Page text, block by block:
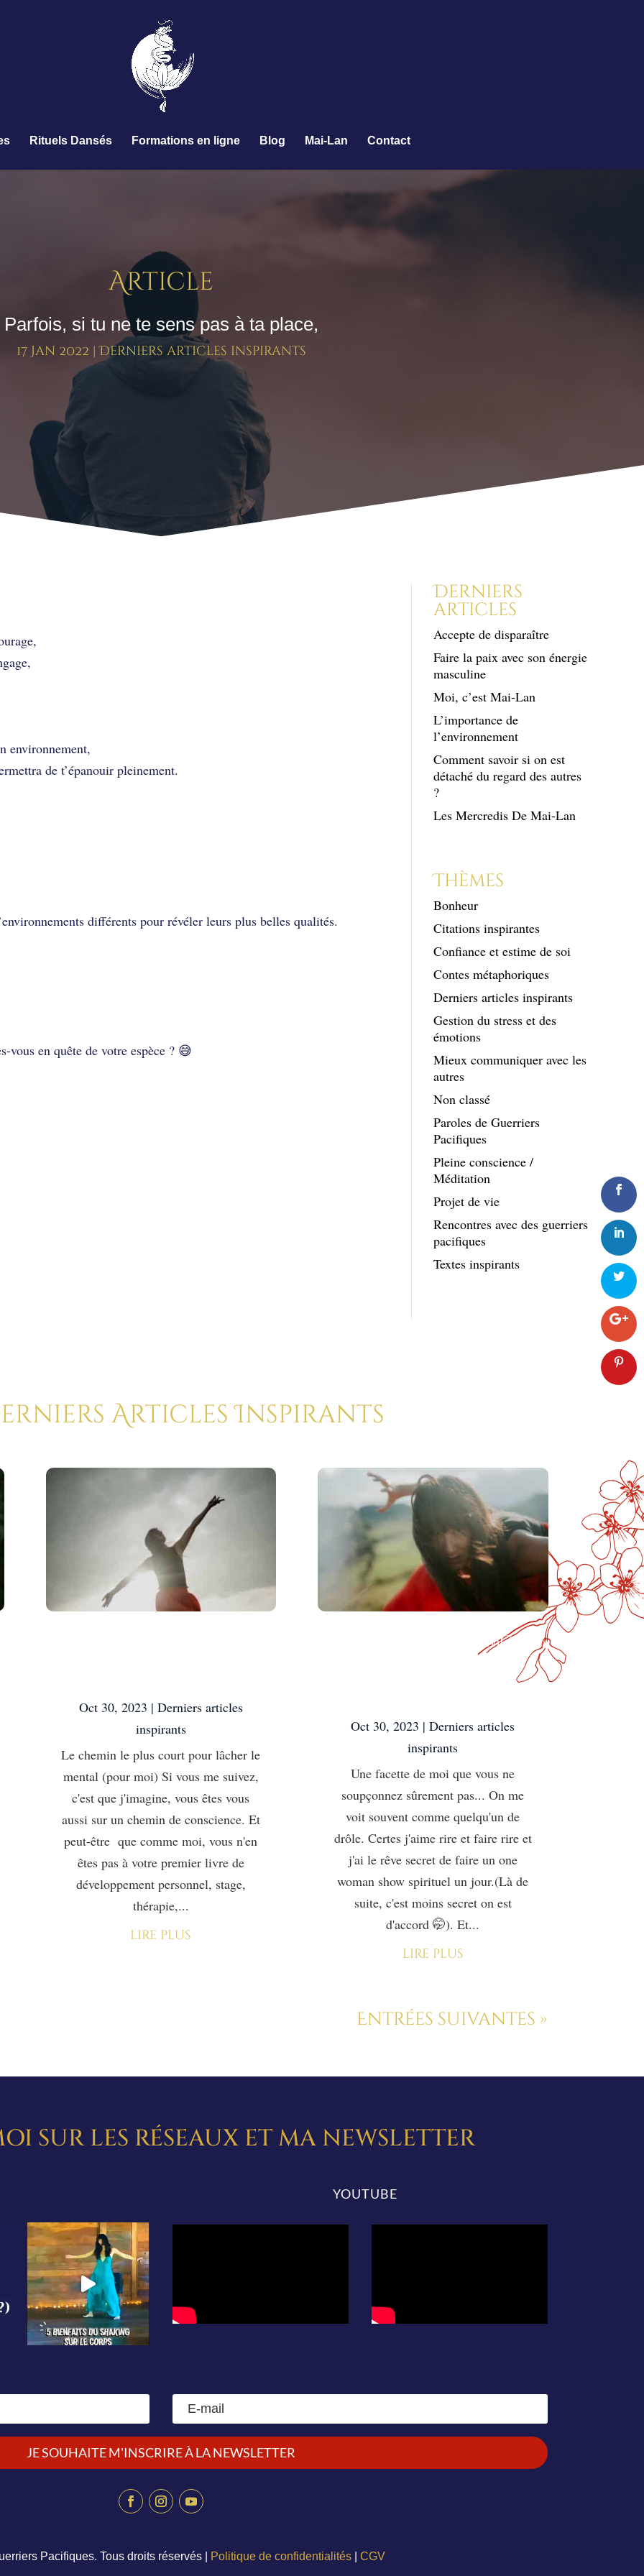
Rituels Dansés Formations en ligne Blog Mai-Lan Contact
Article
Parfois, si tu ne te sens pas à ta place,
17 Jan 2022 |Derniers articles inspirants
environnement,
de t’épanouir pleinement.
différents pour révéler leurs plus belles qualités.
vous en quête de votre espèce ? 😅
Derniers
articles
Accepte de disparaître
Faire la paix avec son énergie
masculine
Moi, c’est Mai-Lan
L’importance de
l’environnement
Comment savoir si on est
détaché du regard des autres
?
Les Mercredis De Mai-Lan
Thèmes
Bonheur
Citations inspirantes
Confiance et estime de soi
Contes métaphoriques
Derniers articles inspirants
Gestion du stress et des
émotions
Mieux communiquer avec les
autres
Non classé
Paroles de Guerriers
Pacifiques
Pleine conscience /
Méditation
Projet de vie
Rencontres avec des guerriers
pacifiques
Textes inspirants
Articles Inspirants
Oct 30, 2023 | Derniers articles
inspirants
Le chemin le plus court pour lâcher le
mental (pour moi) Si vous me suivez,
c'est que j'imagine, vous êtes vous
aussi sur un chemin de conscience. Et
peut-être que comme moi, vous n'en
êtes pas à votre premier livre de
développement personnel, stage,
thérapie,...
lire plus
Une facette de moi
que vous ne
Oct 30, 2023 |Derniers articles
inspirants
Une facette de moi que vous ne
soupçonnez sûrement pas... On me
voit souvent comme quelqu'un de
drôle. Certes j'aime rire et faire rire et
j'ai le rêve secret de faire un one
woman show spirituel un jour.(Là de
suite, c'est moins secret on est
d'accord 🤭). Et...
lire plus
Entrées suivantes »
SUR LES RÉSEAUX ET MA NEWSLETTER
YOUTUBE
JE SOUHAITE M'INSCRIRE À LA NEWSLETTER
Pacifiques. Tous droits réservés | Politique de confidentialités CGV